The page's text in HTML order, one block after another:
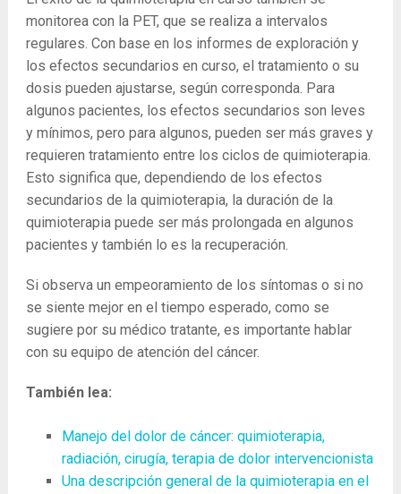
monitorea con la PET, que se realiza a intervalos
regulares. Con base en los informes de exploración y
los efectos secundarios en curso, el tratamiento o su
dosis pueden ajustarse, según corresponda. Para
algunos pacientes, los efectos secundarios son leves
y mínimos, pero para algunos, pueden ser más graves y
requieren tratamiento entre los ciclos de quimioterapia.
Esto significa que, dependiendo de los efectos
secundarios de la quimioterapia, la duración de la
quimioterapia puede ser más prolongada en algunos
pacientes y también lo es la recuperación.
Si observa un empeoramiento de los síntomas o si no
se siente mejor en el tiempo esperado, como se
sugiere por su médico tratante, es importante hablar
con su equipo de atención del cáncer.
También lea:
Manejo del dolor de cáncer: quimioterapia,
radiación, cirugía, terapia de dolor intervencionista
Una descripción general de la quimioterapia en el